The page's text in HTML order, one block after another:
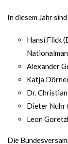
In diesem Jahr
Hansi Flick
Alexander
Katja
Dr.
Dieter Nuhr
Leon
Die